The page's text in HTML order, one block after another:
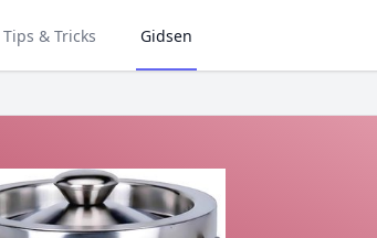
Tips & Tricks Gidsen